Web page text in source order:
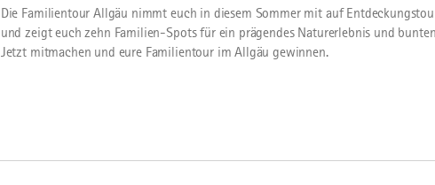
Die Familientour Allgäu nimmt euch in diesem Sommer mit auf
und zeigt euch zehn Familien-Spots für ein prägendes Naturerlebnis und
Jetzt mitmachen und eure Familientour im Allgäu gewinnen.